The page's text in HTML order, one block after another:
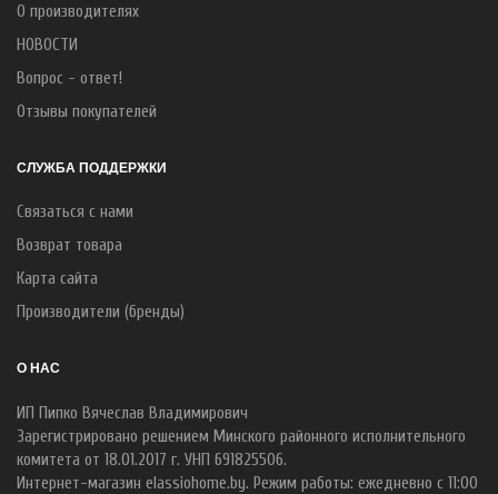
О производителях
НОВОСТИ
Вопрос - ответ!
Отзывы покупателей
СЛУЖБА ПОДДЕРЖКИ
Связаться с нами
Возврат товара
Карта сайта
Производители (бренды)
О НАС
ИП Пипко Вячеслав Владимирович
Зарегистрировано решением Минского районного исполнительного
комитета от 18.01.2017 г. УНП 691825506.
Интернет-магазин elassiohome.by. Режим работы: ежедневно с 11:00